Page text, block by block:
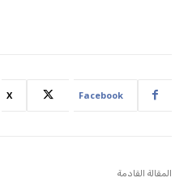
Facebook
X
المقالة القادمة